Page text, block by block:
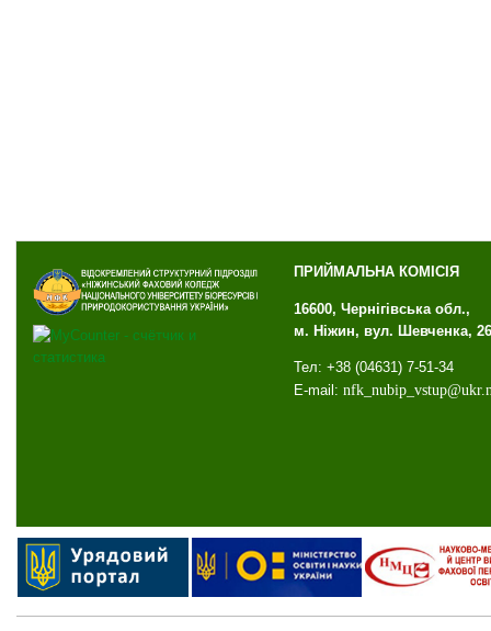
ПРИЙМАЛЬНА КОМІСІЯ
16600, Чернігівська обл.,
м. Ніжин, вул. Шевченка, 26
Тел: +38 (04631) 7-51-34
E-mail: nfk_ nubip_ vstup@ukr.